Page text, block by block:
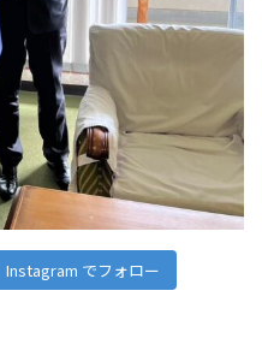
Instagram でフォロー